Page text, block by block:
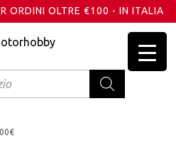
ORDINI OLTRE €100 - IN ITALIA
€